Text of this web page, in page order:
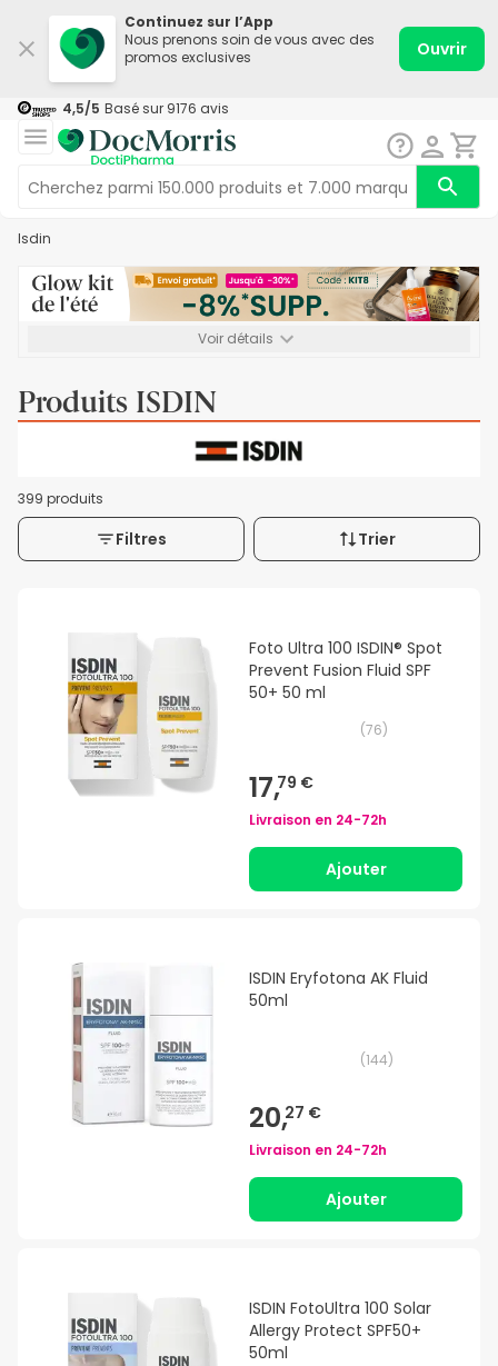
Continuez sur l’App
Nous prenons soin de vous avec des
promos exclusives
Ouvrir
4,5/5 Basé sur 9176 avis
Isdin
Voir détails
Produits ISDIN
399 produits
Filtres Trier
Foto Ultra 100 ISDIN® Spot
Prevent Fusion Fluid SPF
50+ 50 ml
(76)
17,79 €
Livraison en 24-72h
Ajouter
ISDIN Eryfotona AK Fluid
50ml
(144)
20,27 €
Livraison en 24-72h
Ajouter
ISDIN FotoUltra 100 Solar
Allergy Protect SPF50+
50ml